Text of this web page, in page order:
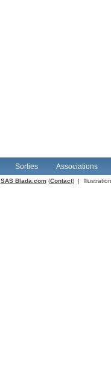
Sorties Associations
SAS Blada.com(Contact) |